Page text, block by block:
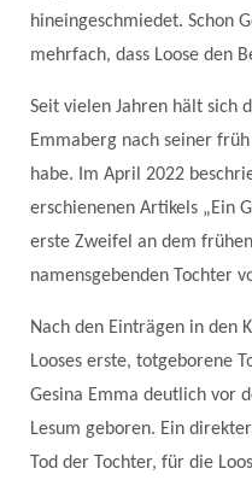
hineingeschmiedet. Schon
mehrfach, dass Loose den
Seit vielen Jahren hält sich
Emmaberg nach seiner
habe. Im April 2022
erschienenen Artikels „Ein
erste Zweifel an dem
namensgebenden Tochter
Nach den Einträgen in den
Looses erste, totgeborene
Gesina Emma deutlich vor
Lesum geboren. Ein
Tod der Tochter, für die